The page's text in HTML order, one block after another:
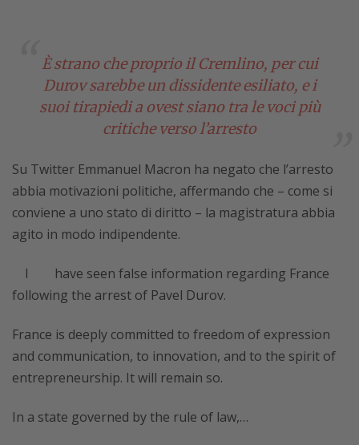
È strano che proprio il Cremlino, per cui
Durov sarebbe un dissidente esiliato, e i
suoi tirapiedi a ovest siano tra le voci più
critiche verso l’arresto
Su Twitter Emmanuel Macron ha negato che l’arresto
abbia motivazioni politiche, affermando che – come si
conviene a uno stato di diritto – la magistratura abbia
agito in modo indipendente.
I have seen false information regarding France
following the arrest of Pavel Durov.
France is deeply committed to freedom of expression
and communication, to innovation, and to the spirit of
entrepreneurship. It will remain so.
In a state governed by the rule of law,…